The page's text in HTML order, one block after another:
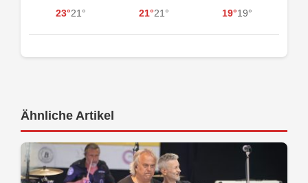
23°21° 21°21° 19°19°
Ähnliche Artikel